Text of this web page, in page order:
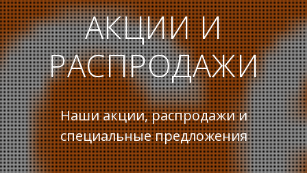
АКЦИИ И
РАСПРОДАЖИ
Наши акции, распродажи и
специальные предложения